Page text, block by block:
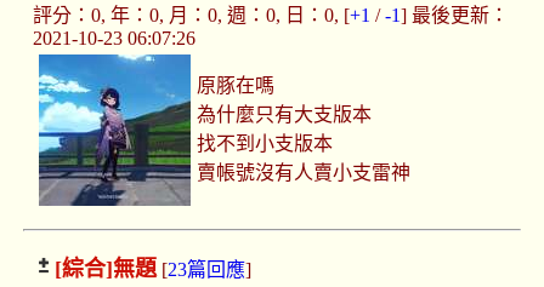
評分：0, 年：0, 月：0, 週：0, 日：0, [+1 /-1] 最後更新：
2021-10-23 06:07:26
原豚在嗎
為什麼只有大支版本
找不到小支版本
賣帳號沒有人賣小支雷神
[綜合]無題[23篇回應]